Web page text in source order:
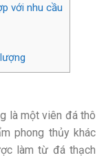
với nhu cầu
là một viên đá thô
phong thủy khác
làm từ đá thạch